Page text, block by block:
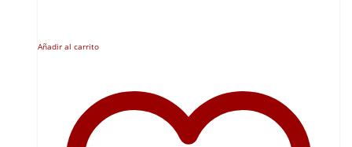
Añadir al carrito